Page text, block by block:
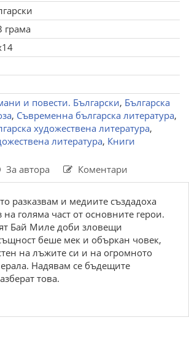
грама
и повести. Български, Българска
, Съвременна българска литература,
художествена литература,
литература, Книги
За автора Коментари
разказвам и медиите създадоха
голяма част от основните герои.
Бай Миле доби зловещи
беше мек и объркан човек,
на лъжите си и на огромното
Надявам се бъдещите
това.